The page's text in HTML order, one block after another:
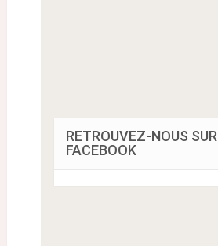
RETROUVEZ-NOUS SUR
FACEBOOK